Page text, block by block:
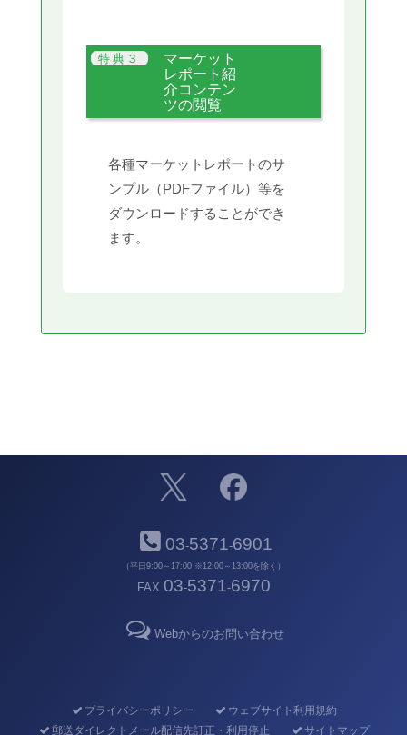
マーケット
レポート紹
介コンテン
ツの閲覧
各種マーケットレポートのサ
ンプル（PDFファイル）等を
ダウンロードすることができ
ます。
03-5371-6901
（平日9:00～17:00 ※12:00～13:00を除く）
FAX 03-5371-6970
Webからのお問い合わせ
プライバシーポリシー
ウェブサイト利用規約
郵送ダイレクトメール配信先訂正・利用停止
サイトマップ